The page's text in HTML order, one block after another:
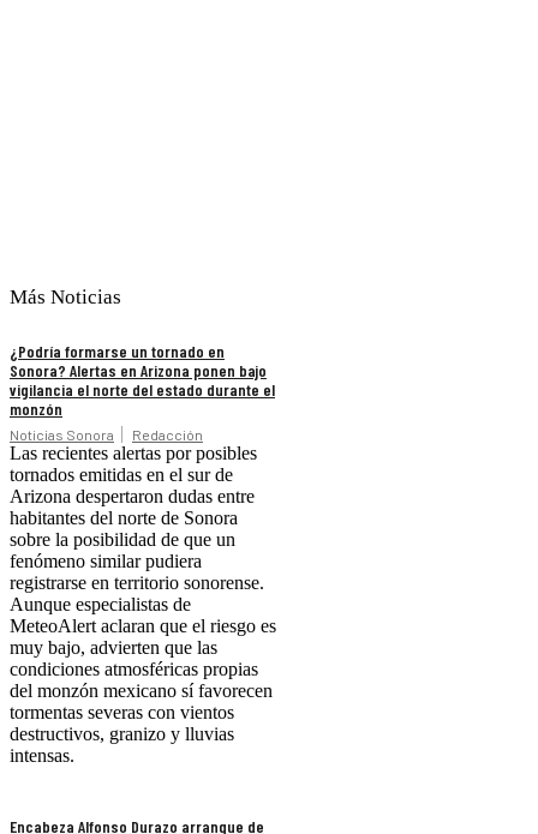
Más Noticias
¿Podría formarse un tornado en
Sonora? Alertas en Arizona ponen bajo
vigilancia el norte del estado durante el
monzón
Noticias Sonora Redacción
Las recientes alertas por posibles
tornados emitidas en el sur de
Arizona despertaron dudas entre
habitantes del norte de Sonora
sobre la posibilidad de que un
fenómeno similar pudiera
registrarse en territorio sonorense.
Aunque especialistas de
MeteoAlert aclaran que el riesgo es
muy bajo, advierten que las
condiciones atmosféricas propias
del monzón mexicano sí favorecen
tormentas severas con vientos
destructivos, granizo y lluvias
intensas.
Encabeza Alfonso Durazo arranque de